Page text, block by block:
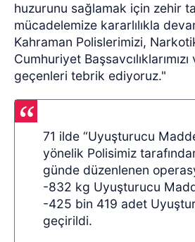
huzurunu sağlamak için zehir
mücadelemize kararlılıkla
Kahraman Polislerimizi, Narkotik
Cumhuriyet
geçenleri tebrik ediyoruz."
71 ilde “Uyuşturucu Madde
yönelik Polisimiz
günde düzenlenen
-832 kg Uyuşturucu
-425 bin 419 adet
geçirildi.